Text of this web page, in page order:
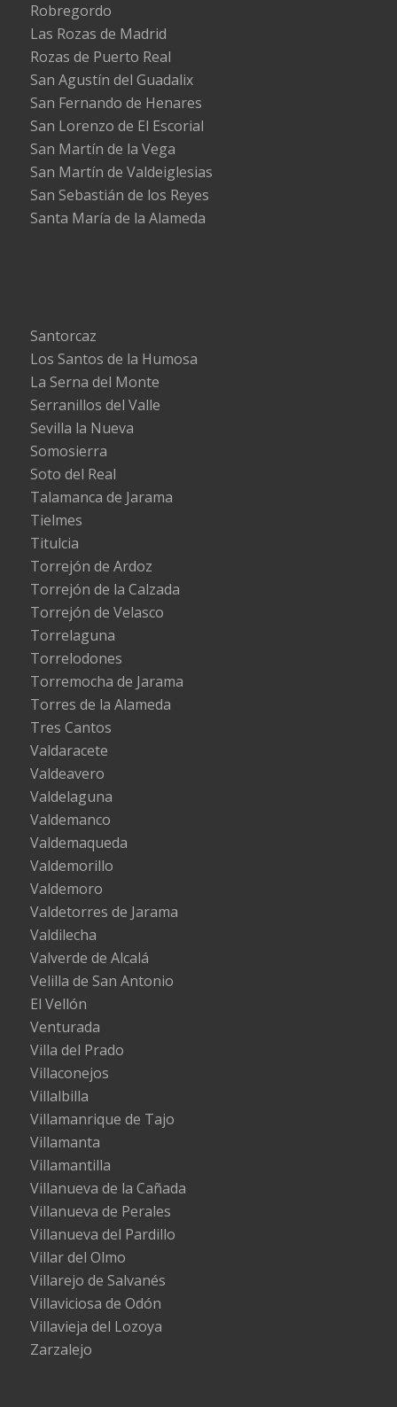
Robregordo
Las Rozas de Madrid
Rozas de Puerto Real
San Agustín del Guadalix
San Fernando de Henares
San Lorenzo de El Escorial
San Martín de la Vega
San Martín de Valdeiglesias
San Sebastián de los Reyes
Santa María de la Alameda
Santorcaz
Los Santos de la Humosa
La Serna del Monte
Serranillos del Valle
Sevilla la Nueva
Somosierra
Soto del Real
Talamanca de Jarama
Tielmes
Titulcia
Torrejón de Ardoz
Torrejón de la Calzada
Torrejón de Velasco
Torrelaguna
Torrelodones
Torremocha de Jarama
Torres de la Alameda
Tres Cantos
Valdaracete
Valdeavero
Valdelaguna
Valdemanco
Valdemaqueda
Valdemorillo
Valdemoro
Valdetorres de Jarama
Valdilecha
Valverde de Alcalá
Velilla de San Antonio
El Vellón
Venturada
Villa del Prado
Villaconejos
Villalbilla
Villamanrique de Tajo
Villamanta
Villamantilla
Villanueva de la Cañada
Villanueva de Perales
Villanueva del Pardillo
Villar del Olmo
Villarejo de Salvanés
Villaviciosa de Odón
Villavieja del Lozoya
Zarzalejo